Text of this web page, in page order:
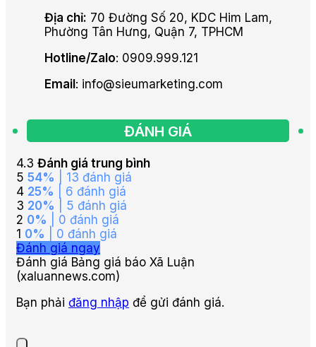
Địa chỉ: 70 Đường Số 20, KDC Him Lam,
Phường Tân Hưng, Quận 7, TPHCM
Hotline/Zalo: 0909.999.121
Email : info@sieumarketing.com
ĐÁNH GIÁ
4.3 Đánh giá trung bình
5 54% | 13 đánh giá
4 25% | 6 đánh giá
3 20% | 5 đánh giá
2 0% | 0 đánh giá
1 0% | 0 đánh giá
Đánh giá ngay
Đánh giá Bảng giá báo Xã Luận
(xaluannews.com)
Bạn phải đăng nhập để gửi đánh giá.